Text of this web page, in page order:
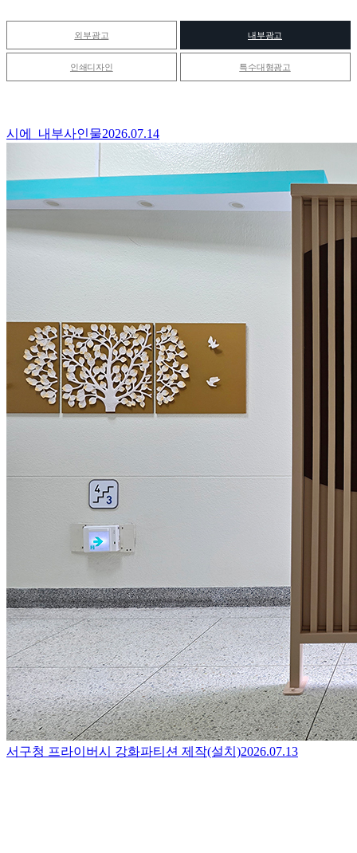
외부광고 내부광고
인쇄디자인 특수대형광고
시에_내부사인물2026.07.14
서구청 프라이버시 강화파티션 제작(설치)2026.07.13